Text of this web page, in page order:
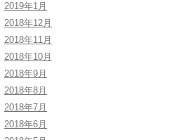
2019年1月
2018年12月
2018年11月
2018年10月
2018年9月
2018年8月
2018年7月
2018年6月